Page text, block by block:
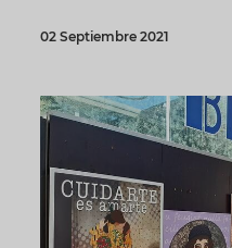
02 Septiembre 2021